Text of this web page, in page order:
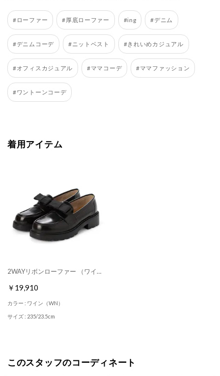
#ローファー #厚底ローファー #ing #デニム
#デニムコーデ #ニットベスト #きれいめカジュアル
#オフィスカジュアル #ママコーデ #ママファッション
#ワントーンコーデ
着用アイテム
2WAYリボンローファー （ワイン）
￥19,910
カラー : ワイン（WN）
サイズ : 235/23.5cm
このスタッフのコーディネート